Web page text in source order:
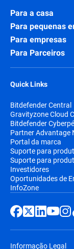
Para a casa
Para pequenas
Para empresas
Para Parceiros
Quick Links
Bitdefender Central
Gravityzone Cloud
Bitdefender
Partner Advantage
Portal da marca
Suporte para
Suporte para
Investidores
Oportunidades de
InfoZone
Informação Legal